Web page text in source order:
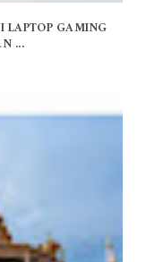
LAPTOP GAMING
...